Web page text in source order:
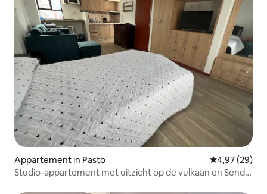
Appartement in Pasto Gemiddelde
4,97 (29)
Studio-appartement met uitzicht op de vulkaan en Senda